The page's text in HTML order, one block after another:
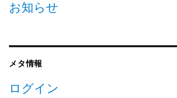
お知らせ
メタ情報
ログイン